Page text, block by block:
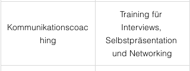
Kommunikationscoac
hing
Training für
Interviews,
Selbstpräsentation
und Networking